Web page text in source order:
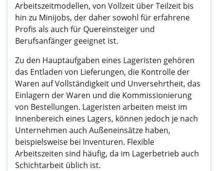
Arbeitszeitmodellen, von Vollzeit über Teilzeit bis
hin zu Minijobs, der daher sowohl für erfahrene
Profis als auch für Quereinsteiger und
Berufsanfänger geeignet ist.
Zu den Hauptaufgaben eines Lageristen gehören
das Entladen von Lieferungen, die Kontrolle der
Waren auf Vollständigkeit und Unversehrtheit, das
Einlagern der Waren und die Kommissionierung
von Bestellungen. Lageristen arbeiten meist im
Innenbereich eines Lagers, können jedoch je nach
Unternehmen auch Außeneinsätze haben,
beispielsweise bei Inventuren. Flexible
Arbeitszeiten sind häufig, da im Lagerbetrieb auch
Schichtarbeit üblich ist.